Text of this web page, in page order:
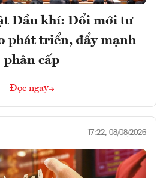
Dầu khí: Đổi mới tư
phát triển, đẩy mạnh
phân cấp
Đọc ngay
17:22, 08/08/2026